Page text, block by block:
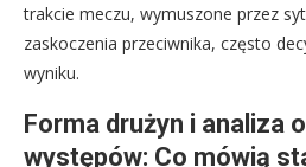
trakcie meczu, wymuszone przez
zaskoczenia przeciwnika, często
wyniku.
Forma drużyn i analiza
występów: Co mówią